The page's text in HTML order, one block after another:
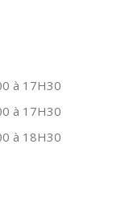
à 17H30
à 17H30
à 18H30